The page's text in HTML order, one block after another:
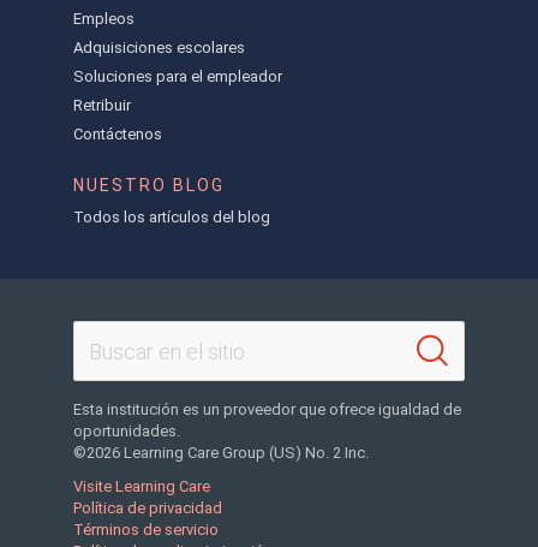
Empleos
Adquisiciones escolares
Soluciones para el empleador
Retribuir
Contáctenos
NUESTRO BLOG
Todos los artículos del blog
Esta institución es un proveedor que ofrece igualdad de
oportunidades.
©2026 Learning Care Group (US) No. 2 Inc.
Visite Learning Care
Política de privacidad
Términos de servicio